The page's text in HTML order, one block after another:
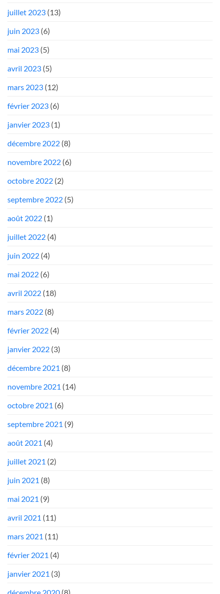
juillet 2023 (13)
juin 2023 (6)
mai 2023 (5)
avril 2023 (5)
mars 2023 (12)
février 2023 (6)
janvier 2023 (1)
décembre 2022 (8)
novembre 2022 (6)
octobre 2022 (2)
septembre 2022 (5)
août 2022 (1)
juillet 2022 (4)
juin 2022 (4)
mai 2022 (6)
avril 2022 (18)
mars 2022 (8)
février 2022 (4)
janvier 2022 (3)
décembre 2021 (8)
novembre 2021 (14)
octobre 2021 (6)
septembre 2021 (9)
août 2021 (4)
juillet 2021 (2)
juin 2021 (8)
mai 2021 (9)
avril 2021 (11)
mars 2021 (11)
février 2021 (4)
janvier 2021 (3)